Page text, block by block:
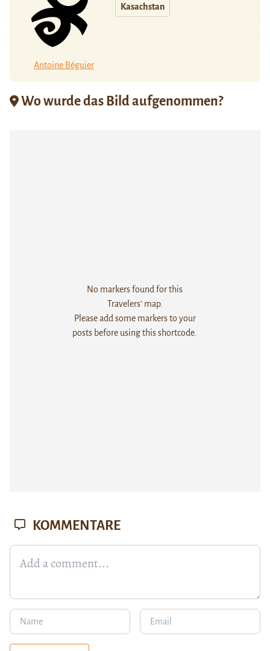
Antoine Béguier
Kasachstan
Wo wurde das Bild aufgenommen?
No markers found for this
Travelers' map.
Please add some markers to your
posts before using this shortcode.
KOMMENTARE